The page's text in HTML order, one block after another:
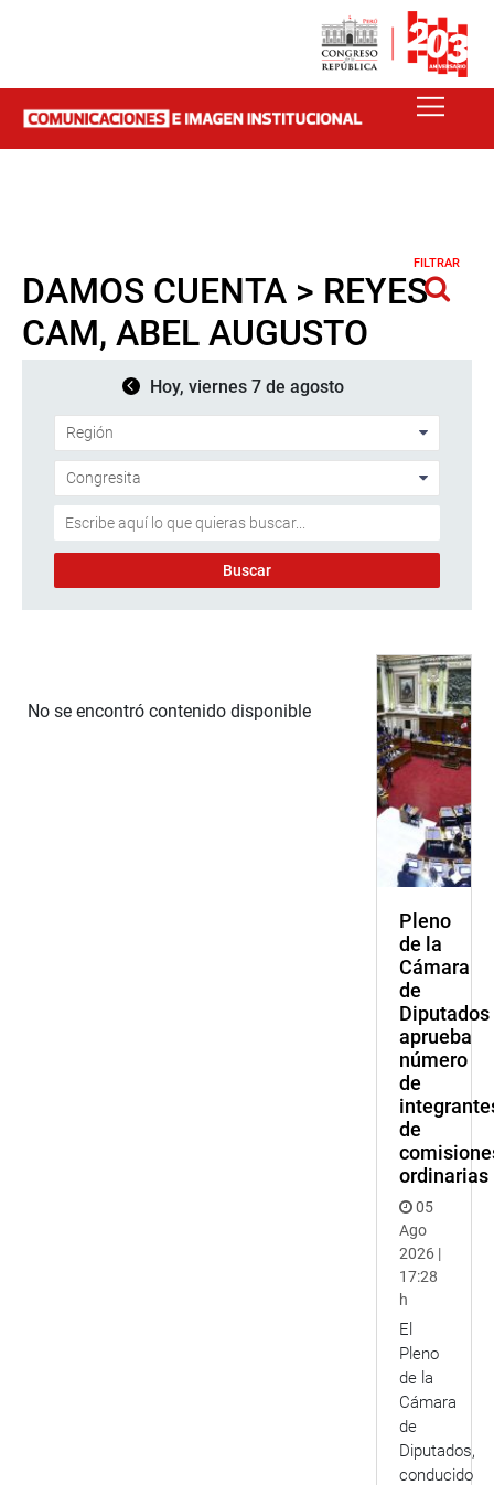
DAMOS CUENTA > REYES
CAM, ABEL AUGUSTO
FILTRAR
Hoy, viernes 7 de agosto
No se encontró contenido disponible
Pleno
de la
Cámara
de
Diputados
aprueba
número
de
de
ordinarias
05
Ago
2026 |
17:28
h
El
Pleno
de la
Cámara
de
Diputados,
conducido